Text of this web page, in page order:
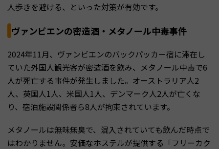
人歩きを避ける、といった対策が有効です。
ヴァンビエンの密造酒・メタノール中毒事件
2024年11月、ヴァンビエンのバックパッカー宿に滞在し
ていた外国人観光客が密造酒を飲み、メタノール中毒で6
人が死亡する事件が発生しました。オーストラリア人2
人、英国人1人、米国人1人、デンマーク人2人が亡くな
り、宿泊施設関係者ら8人が拘束されています。
メタノールは無味無臭で、混入されていても飲んだ時点で
はわかりません。安価なホステルが提供する「フリーカク